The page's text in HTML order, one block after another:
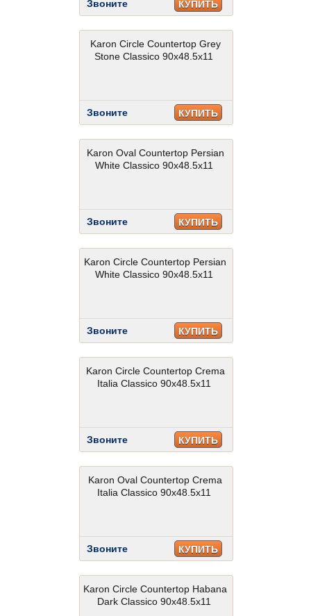
Звоните КУПИТЬ
Karon Circle Countertop Grey
Stone Classico 90x48.5x11
Звоните КУПИТЬ
Karon Oval Countertop Persian
White Classico 90x48.5x11
Звоните КУПИТЬ
Karon Circle Countertop Persian
White Classico 90x48.5x11
Звоните КУПИТЬ
Karon Circle Countertop Crema
Italia Classico 90x48.5x11
Звоните КУПИТЬ
Karon Oval Countertop Crema
Italia Classico 90x48.5x11
Звоните КУПИТЬ
Karon Circle Countertop Habana
Dark Classico 90x48.5x11